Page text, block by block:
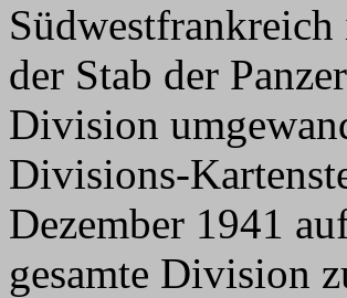
der Stab der
Division
Divisions-
Dezember 1941
gesamte Division